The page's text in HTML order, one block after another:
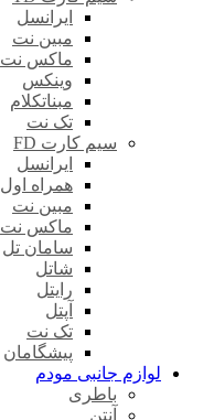
ایرانسل
مبین نت
ماکس نت
وینکس
مبناتکلام
تک نت
سیم کارت FD
ایرانسل
همراه اول
مبین نت
ماکس نت
سامان تل
شاتل
رایتل
آپتل
تک نت
پیشگامان
لوازم جانبی مودم
باطری
آنتن